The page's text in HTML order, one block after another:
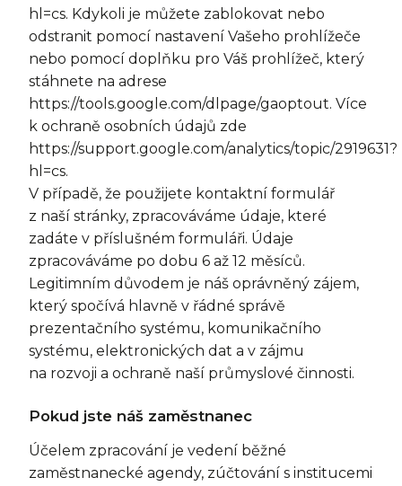
hl=cs. Kdykoli je můžete zablokovat nebo
odstranit pomocí nastavení Vašeho prohlížeče
nebo pomocí doplňku pro Váš prohlížeč, který
stáhnete na adrese
https://tools.google.com/dlpage/gaoptout. Více
k ochraně osobních údajů zde
https://support.google.com/analytics/topic/2919631?
hl=cs.
V případě, že použijete kontaktní formulář
z naší stránky, zpracováváme údaje, které
zadáte v příslušném formuláři. Údaje
zpracováváme po dobu 6 až 12 měsíců.
Legitimním důvodem je náš oprávněný zájem,
který spočívá hlavně v řádné správě
prezentačního systému, komunikačního
systému, elektronických dat a v zájmu
na rozvoji a ochraně naší průmyslové činnosti.
Pokud jste náš zaměstnanec
Účelem zpracování je vedení běžné
zaměstnanecké agendy, zúčtování s institucemi